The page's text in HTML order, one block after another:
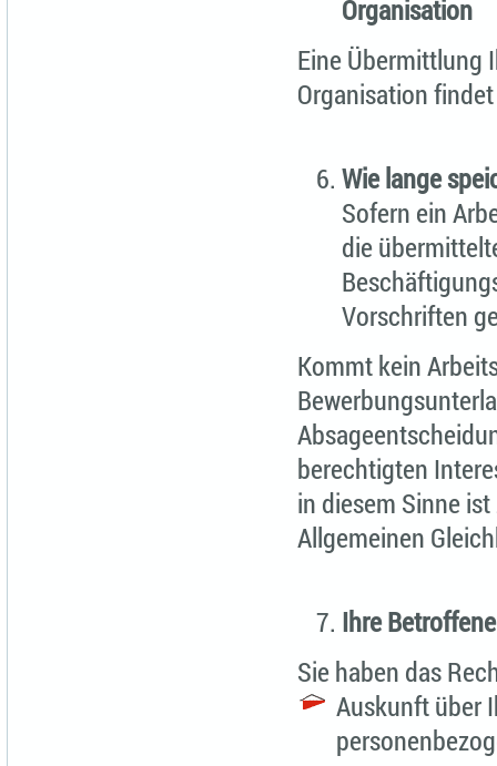
Organisation
Eine Übermittlung
Organisation
Wie lange
Sofern ein
die
Vorschriften
Kommt kein
berechtigten
in diesem Sinne
Allgemeinen
Ihre
Sie haben das
Auskunft über